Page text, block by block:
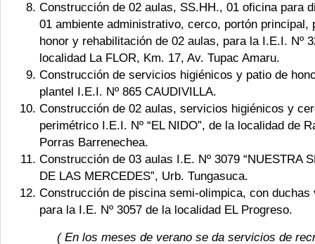
Construcción de 02 aulas, SS.HH., 01 oficina para
01 ambiente administrativo, cerco, portón principal,
honor y rehabilitación de 02 aulas, para la I.E.I. Nº
localidad La FLOR, Km. 17, Av. Tupac Amaru.
Construcción de servicios higiénicos y patio de
plantel I.E.I. Nº 865 CAUDIVILLA.
Construcción de 02 aulas, servicios higiénicos y
perimétrico I.E.I. Nº “EL NIDO”, de la localidad de
Porras Barrenechea.
Construcción de 03 aulas I.E. Nº 3079 “NUESTRA
DE LAS MERCEDES”, Urb. Tungasuca.
Construcción de piscina semi-olimpica, con duchas
para la I.E. Nº 3057 de la localidad EL Progreso.
( En los meses de verano se da servicios de